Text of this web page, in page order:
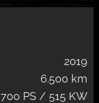
2019
6.500 km
700 PS / 515 KW